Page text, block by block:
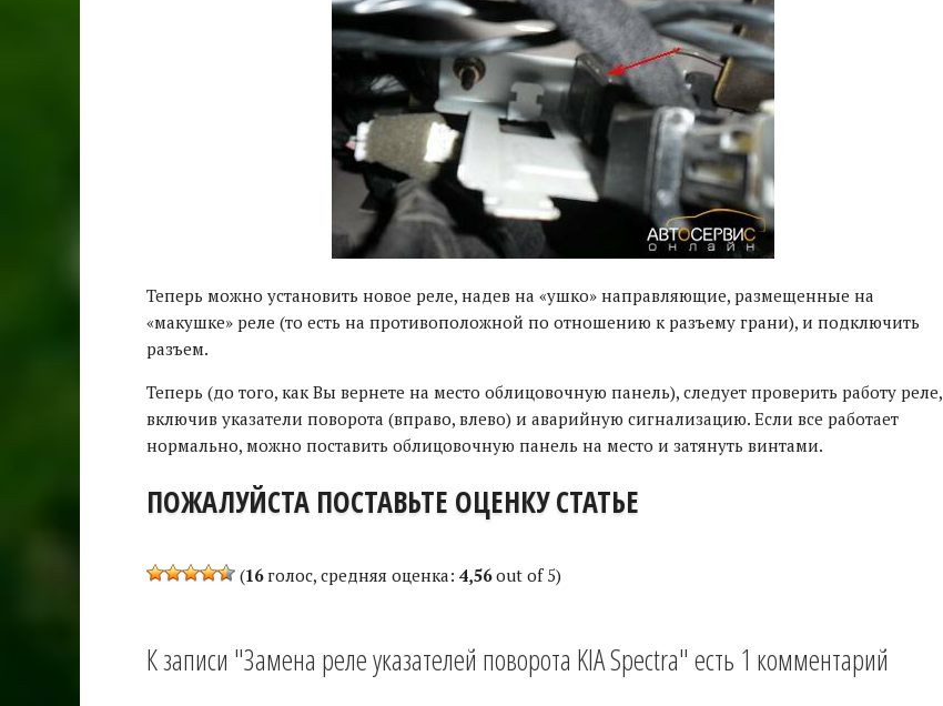
Теперь можно установить новое реле, надев на «ушко» направляющие, размещенные на
«макушке» реле (то есть на противоположной по отношению к разъему грани), и подключить
разъем.
Теперь (до того, как Вы вернете на место облицовочную панель), следует проверить работу реле,
включив указатели поворота (вправо, влево) и аварийную сигнализацию. Если все работает
нормально, можно поставить облицовочную панель на место и затянуть винтами.
ПОЖАЛУЙСТА ПОСТАВЬТЕ ОЦЕНКУ СТАТЬЕ
(16голос, средняя оценка: 4,56out of 5)
К записи "Замена реле указателей поворота KIA Spectra" есть 1 комментарий